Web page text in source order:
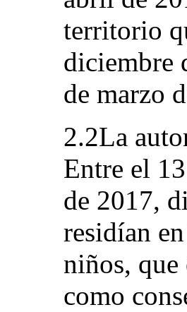
territorio
diciembre
de marzo
2.2La
Entre el
de 2017,
residían
niños, que
como